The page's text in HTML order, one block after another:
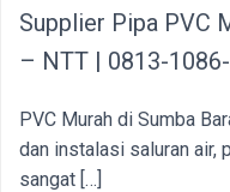
Supplier Pipa PVC
– NTT | 0813-
PVC Murah di Sumba
dan instalasi saluran air,
sangat […]